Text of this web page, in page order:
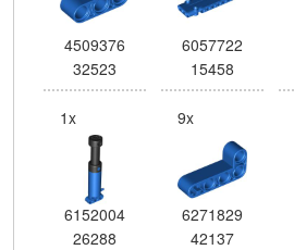
4509376
32523
6057722
15458
1x
6152004
26288
9x
6271829
42137